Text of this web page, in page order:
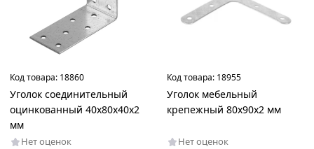
Код товара: 18860
Уголок соединительный
оцинкованный 40х80х40х2
мм
Нет оценок
Код товара: 18955
Уголок мебельный
крепежный 80х90х2 мм
Нет оценок